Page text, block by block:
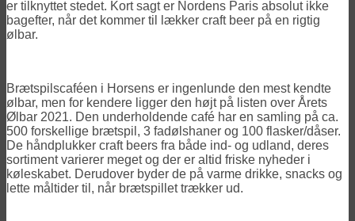
er tilknyttet stedet. Kort sagt er Nordens Paris absolut ikke
bagefter, når det kommer til lækker craft beer på en rigtig
ølbar.
Brætspilscaféen i Horsens er ingenlunde den mest kendte
ølbar, men for kendere ligger den højt på listen over Årets
Ølbar 2021. Den underholdende café har en samling på ca.
500 forskellige brætspil, 3 fadølshaner og 100 flasker/dåser.
De håndplukker craft beers fra både ind- og udland, deres
sortiment varierer meget og der er altid friske nyheder i
køleskabet. Derudover byder de på varme drikke, snacks og
lette måltider til, når brætspillet trækker ud.